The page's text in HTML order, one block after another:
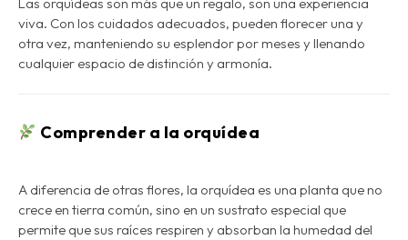
Las orquídeas son más que un regalo, son una experiencia
viva. Con los cuidados adecuados, pueden florecer una y
otra vez, manteniendo su esplendor por meses y llenando
cualquier espacio de distinción y armonía.
Comprender a la orquídea
A diferencia de otras flores, la orquídea es una planta queno
crece en tierra común, sino en un sustrato especial que
permite que sus raíces respiren y absorban la humedad del